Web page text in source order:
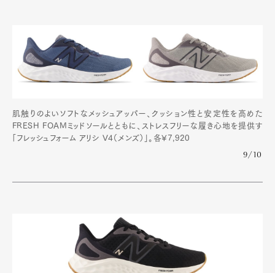
肌触りのよいソフトなメッシュアッパー、クッション性と安定性を高めた
FRESH FOAMミッドソールとともに、ストレスフリーな履き心地を提供す
「フレッシュフォーム アリシ V4（メンズ）」。各¥7,920
9/10